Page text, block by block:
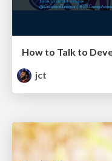
How to Talk to
jct